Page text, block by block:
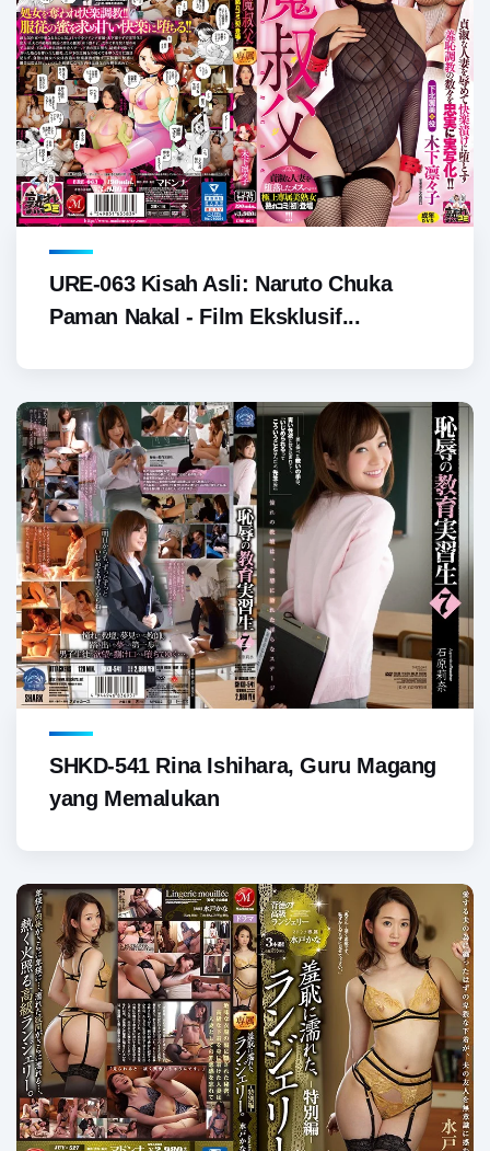
URE-063 Kisah Asli: Naruto Chuka
Paman Nakal - Film Eksklusif...
SHKD-541 Rina Ishihara, Guru Magang
yang Memalukan